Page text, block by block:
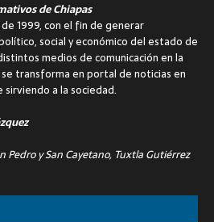
de Chiapas
1999, con el fin de generar
social y económico del estado de
medios de comunicación en la
transforma en portal de noticias en
a la sociedad.
Pedro y San Cayetano, Tuxtla Gutiérrez